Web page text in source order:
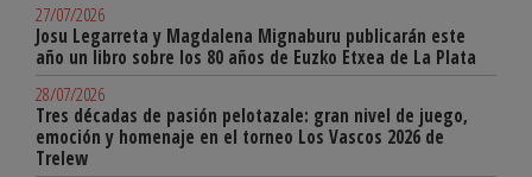
27/07/2026
Josu Legarreta y Magdalena Mignaburu publicarán este
año un libro sobre los 80 años de Euzko Etxea de La Plata
28/07/2026
Tres décadas de pasión pelotazale: gran nivel de juego,
emoción y homenaje en el torneo Los Vascos 2026 de
Trelew